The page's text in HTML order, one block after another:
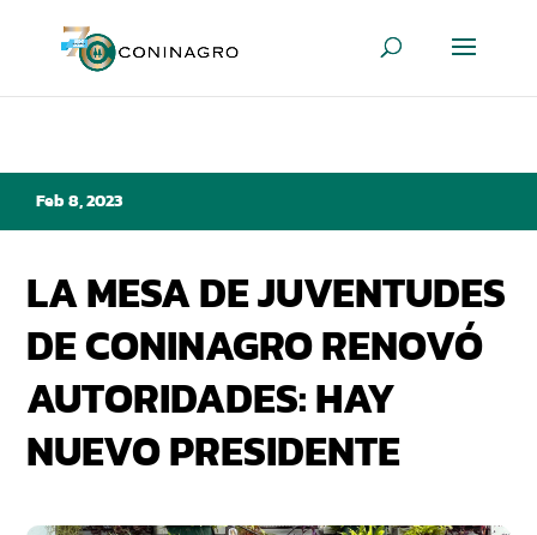
Feb 8, 2023
LA MESA DE JUVENTUDES
DE CONINAGRO RENOVÓ
AUTORIDADES: HAY
NUEVO PRESIDENTE